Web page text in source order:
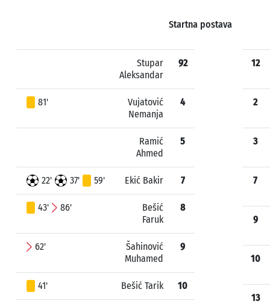
Startna postava
Stupar
Aleksandar
92
81'
Vujatović
Nemanja
4
Ramić
Ahmed
5
22' 37' 59' Ekić Bakir 7
43' 86'
Bešić
Faruk
8
62'
Šahinović
Muhamed
9
41' Bešić Tarik 10
12
2
3
7
9
10
13